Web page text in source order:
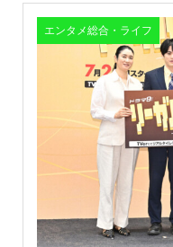
エンタメ総合・ライフ